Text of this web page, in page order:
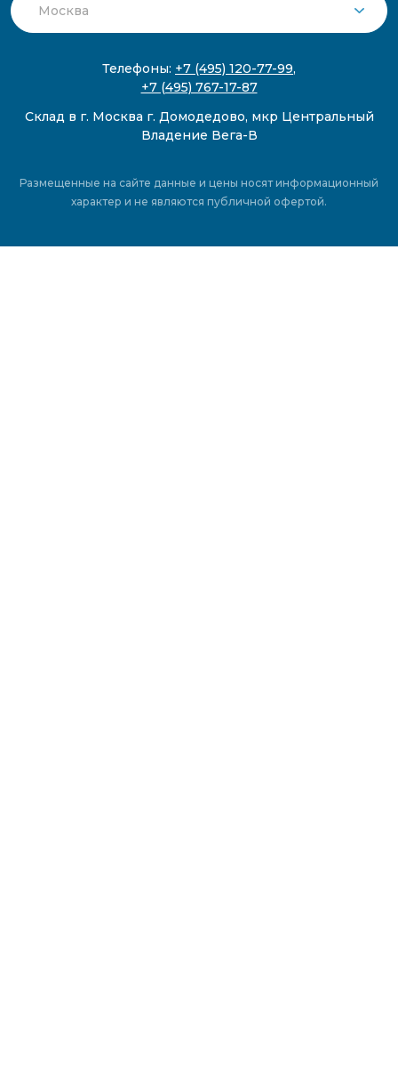
Телефоны: +7 (495) 120-77-99,
+7 (495) 767-17-87
Склад в г. Москва г. Домодедово, мкр Центральный
Владение Вега-В
Размещенные на сайте данные и цены носят информационный
характер и не являются публичной офертой.